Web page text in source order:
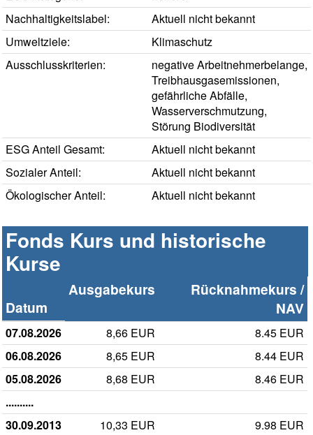
Nachhaltigkeitslabel:
Aktuell nicht bekannt
Umweltziele:
Klimaschutz
Ausschlusskriterien:
negative Arbeitnehmerbelange,
Treibhausgasemissionen,
gefährliche Abfälle,
Wasserverschmutzung,
Störung Biodiversität
ESG Anteil Gesamt:
Aktuell nicht bekannt
Sozialer Anteil:
Aktuell nicht bekannt
Ökologischer Anteil:
Aktuell nicht bekannt
Fonds Kurs und historische
Kurse
Datum
Ausgabekurs
Rücknahmekurs /
NAV
07.08.2026 8,66 EUR
8.45 EUR
06.08.2026
8,65 EUR
8.44 EUR
05.08.2026
8,68 EUR
8.46 EUR
..........
30.09.2013
10,33 EUR
9.98 EUR